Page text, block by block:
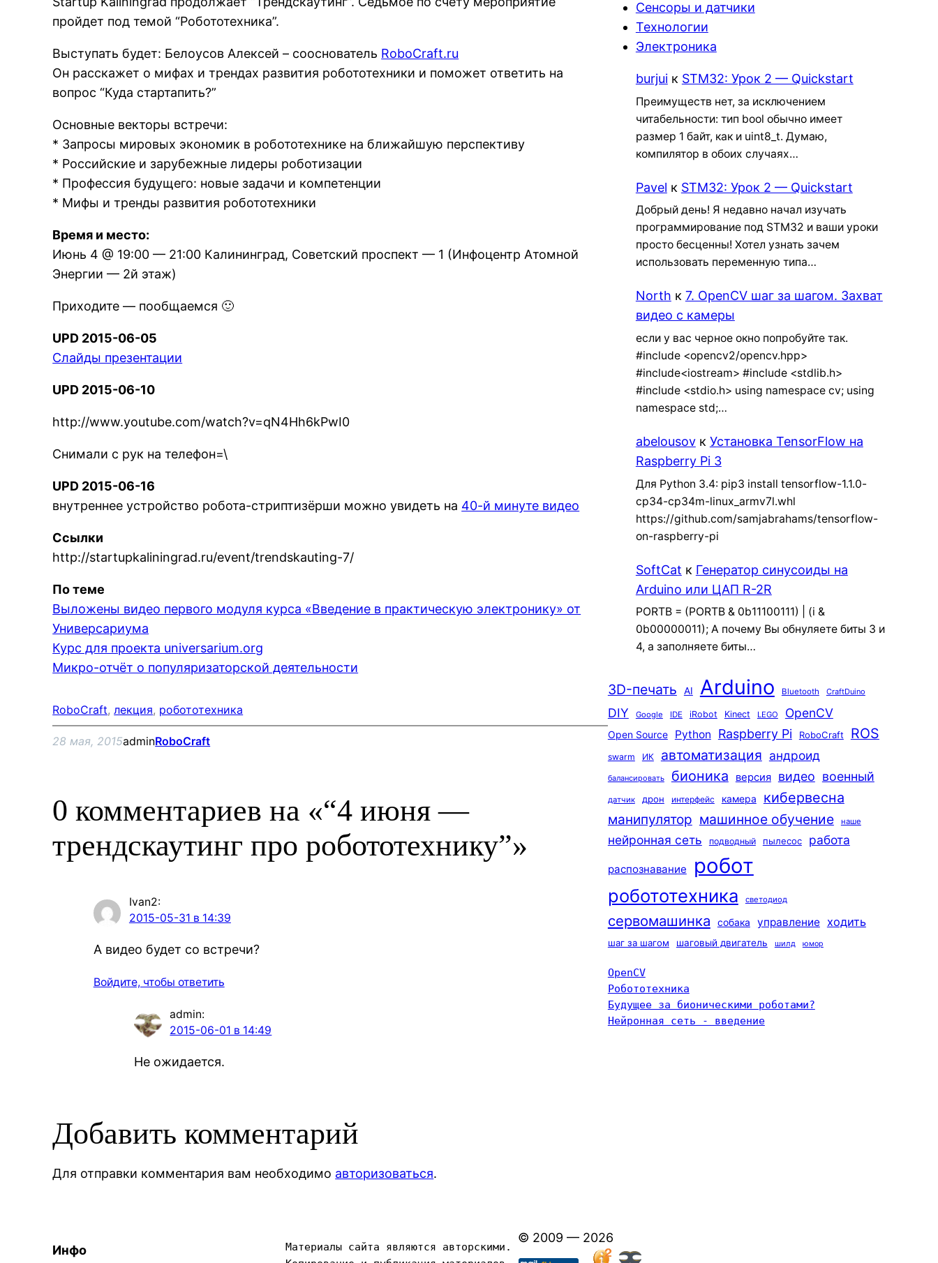
пройдет под темой “Робототехника”.
Выступать будет: Белоусов Алексей – сооснователь RoboCraft.ru
Он расскажет о мифах и трендах развития робототехники и поможет ответить на
вопрос “Куда стартапить?”
Основные векторы встречи:
* Запросы мировых экономик в робототехнике на ближайшую перспективу
* Российские и зарубежные лидеры роботизации
* Профессия будущего: новые задачи и компетенции
* Мифы и тренды развития робототехники
Время и место:
Июнь 4 @ 19:00 — 21:00 Калининград, Советский проспект — 1 (Инфоцентр Атомной
Энергии — 2й этаж)
Приходите — пообщаемся 🙂
UPD 2015-06-05
Слайды презентации
UPD 2015-06-10
http://www.youtube.com/watch?v=qN4Hh6kPwI0
Снимали с рук на телефон=\
UPD 2015-06-16
внутреннее устройство робота-стриптизёрши можно увидеть на 40-й минуте видео
Ссылки
http://startupkaliningrad.ru/event/trendskauting-7/
По теме
Выложены видео первого модуля курса «Введение в практическую электронику» от
Универсариума
Курс для проекта universarium.org
Микро-отчёт о популяризаторской деятельности
RoboCraft, лекция, робототехника
28 мая, 2015adminRoboCraft
0 комментариев на «“4 июня —
трендскаутинг про робототехнику”»
Ivan2:
2015-05-31 в 14:39
А видео будет со встречи?
Войдите, чтобы ответить
admin:
2015-06-01 в 14:49
Не ожидается.
Добавить комментарий
Для отправки комментария вам необходимо авторизоваться.
Сенсоры и датчики
Технологии
Электроника
burjuiк STM32: Урок 2 — Quickstart
Преимуществ нет, за исключением
читабельности: тип bool обычно имеет
размер 1 байт, как и uint8_t. Думаю,
компилятор в обоих случаях…
Pavel к STM32: Урок 2 — Quickstart
Добрый день! Я недавно начал изучать
программирование под STM32 и ваши уроки
просто бесценны! Хотел узнать зачем
использовать переменную типа…
North к 7. OpenCV шаг за шагом. Захват
видео с камеры
если у вас черное окно попробуйте так.
#include <opencv2/opencv.hpp>
#include<iostream> #include <stdlib.h>
#include <stdio.h> using namespace cv; using
namespace std;…
abelousovк Установка TensorFlow на
Raspberry Pi 3
Для Python 3.4: pip3 install tensorflow-1.1.0-
cp34-cp34m-linux_armv7l.whl
https://github.com/samjabrahams/tensorflow-
on-raspberry-pi
SoftCat к Генератор синусоиды на
Arduino или ЦАП R-2R
PORTB = (PORTB & 0b11100111) | (i &
0b00000011); А почему Вы обнуляете биты 3 и
4, а заполняете биты…
3D-печать AI Arduino Bluetooth CraftDuino
DIY Google IDE iRobot Kinect LEGO OpenCV
Open Source Python Raspberry Pi RoboCraft ROS
swarm ИК автоматизация андроид
балансировать бионика версия видео военный
датчик дрон интерфейс камера кибервесна
манипулятор машинное обучение наше
нейронная сеть подводный пылесос работа
распознавание робот
робототехника светодиод
сервомашинка собака управление ходить
шаг за шагом шаговый двигатель шилд юмор
OpenCV
Робототехника
Будущее за бионическими роботами?
Нейронная сеть - введение
Инфо
Материалы сайта являются авторскими.
© 2009 — 2026